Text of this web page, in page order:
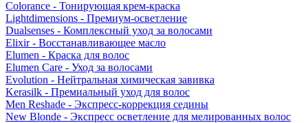
Colorance - Тонирующая крем-краска
Lightdimensions - Премиум-осветление
Dualsenses - Комплексный уход за волосами
Elixir - Восстанавливающее масло
Elumen - Краска для волос
Elumen Care - Уход за волосами
Evolution - Нейтральная химическая завивка
Kerasilk - Премиальный уход для волос
Men Reshade - Экспресс-коррекция седины
New Blonde - Экспресс осветление для мелированных волос